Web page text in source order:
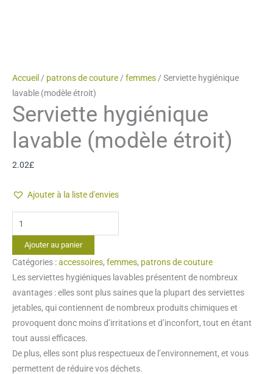
Accueil / patrons de couture / femmes / Serviette hygiénique
lavable (modèle étroit)
Serviette hygiénique
lavable (modèle étroit)
2.02£
Ajouter à la liste d'envies
quantité
de
Serviette
hygiénique
lavable
(modèle
étroit)
Ajouter au panier
Catégories :accessoires, femmes, patrons de couture
Les serviettes hygiéniques lavables présentent de nombreux
avantages : elles sont plus saines que la plupart des serviettes
jetables, qui contiennent de nombreux produits chimiques et
provoquent donc moins d’irritations et d’inconfort, tout en étant
tout aussi efficaces.
De plus, elles sont plus respectueux de l’environnement, et vous
permettent de réduire vos déchets.